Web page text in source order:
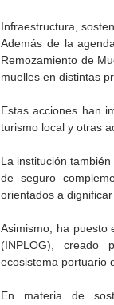
Infraestructura,
Además de la
Remozamiento de
muelles en distintas
Estas acciones han
turismo local y otras
La institución
de seguro
orientados a
Asimismo, ha puesto
(INPLOG), creado
ecosistema portuario
En materia de